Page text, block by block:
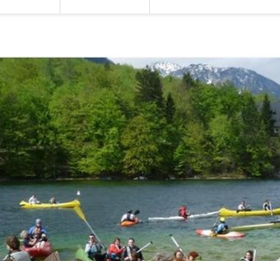
Karte
Studien
Fotos
Videos
Aktuell